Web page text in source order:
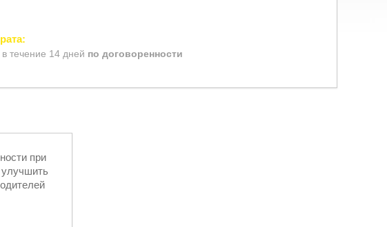
в течение 14 дней по договоренности
при